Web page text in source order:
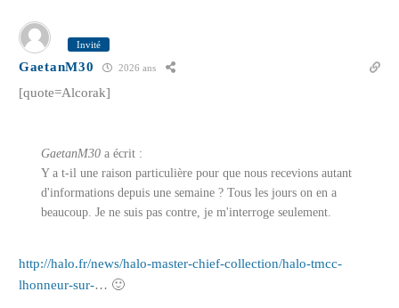
Invité
GaetanM30 2026 ans
[quote=Alcorak]
GaetanM30 a écrit :
Y a t-il une raison particulière pour que nous recevions autant
d'informations depuis une semaine ? Tous les jours on en a
beaucoup. Je ne suis pas contre, je m'interroge seulement.
http://halo.fr/news/halo-master-chief-collection/halo-tmcc-
lhonneur-sur-… 🙂